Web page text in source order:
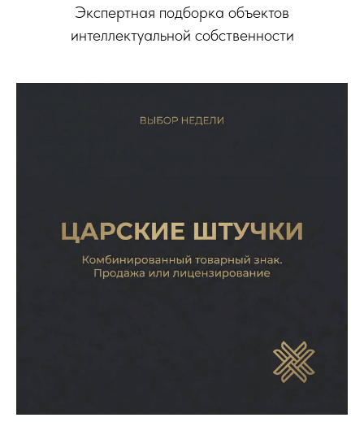
Экспертная подборка объектов
интеллектуальной собственности